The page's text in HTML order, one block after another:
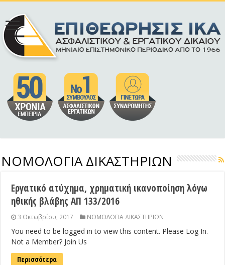
ΝΟΜΟΛΟΓΙΑ ΔΙΚΑΣΤΗΡΙΩΝ
Εργατικό ατύχημα, χρηματική ικανοποίηση λόγω
ηθικής βλάβης ΑΠ 133/2016
3 Οκτωβρίου, 2017 ΝΟΜΟΛΟΓΙΑ ΔΙΚΑΣΤΗΡΙΩΝ
You need to be logged in to view this content. Please Log In.
Not a Member? Join Us
Περισσότερα